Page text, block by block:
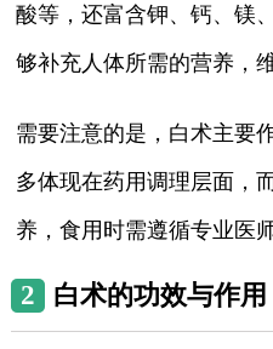
酸等，还富含钾、钙、镁
够补充人体所需的营养，
需要注意的是，白术主要
多体现在药用调理层面，
养，食用时需遵循专业医
2 白术的功效与作用